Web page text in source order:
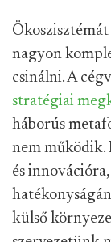
Ökoszisztémát
nagyon
csinálni. A
stratégiai
háborús
nem működik.
és
külső